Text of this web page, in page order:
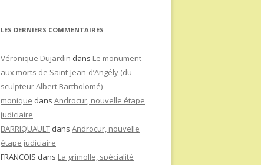
LES DERNIERS COMMENTAIRES
Véronique Dujardin dans Le monument
aux morts de Saint-Jean-d’Angély (du
sculpteur Albert Bartholomé)
monique dans Androcur, nouvelle étape
judiciaire
BARRIQUAULT dans Androcur, nouvelle
étape judiciaire
FRANCOIS dans La grimolle, spécialité